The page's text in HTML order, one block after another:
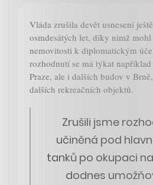
Vláda zrušila devět usnesení
osmdesátých let, díky nimž
nemovitosti k diplomatickým
rozhodnutí se má týkat
Praze, ale i dalších budov v
dalších rekreačních objektů.
Zrušili jsme
učiněná pod
tanků po okupaci
dodnes